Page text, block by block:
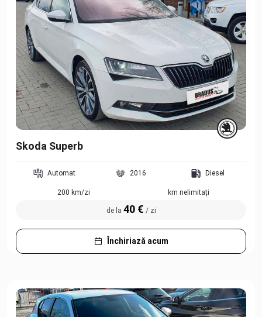
Skoda Superb
Automat 2016 Diesel
200 km/zi km nelimitați
de la 40 € / zi
Închiriază acum